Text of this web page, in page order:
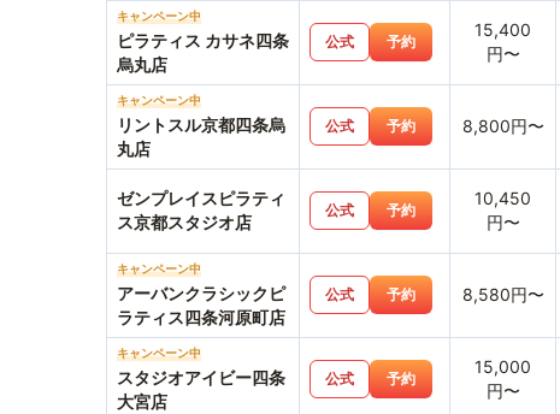
キャンペーン中
ピラティス カサネ四条
烏丸店
公式 予約
15,400
円〜
キャンペーン中
リントスル京都四条烏
丸店
公式 予約 8,800円〜
ゼンプレイスピラティ
ス京都スタジオ店
公式 予約
10,450
円〜
キャンペーン中
アーバンクラシックピ
ラティス四条河原町店
公式 予約 8,580円〜
キャンペーン中
スタジオアイビー四条
大宮店
公式 予約
15,000
円〜